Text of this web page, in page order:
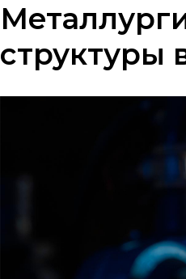
структуры